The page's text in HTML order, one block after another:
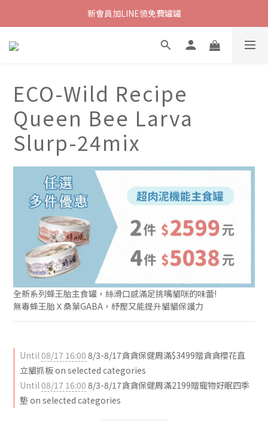
新會員加LINE領免費罐罐
ECO-Wild Recipe
Queen Bee Larva
Slurp-24mix
全新系列蜂王胎主食罐，絲滑口感滿足挑嘴貓咪的味蕾!
無毒蜂王胎Ｘ桑葉GABA，紓壓又能提升貓貓保護力
Until08/17 16:00 8/3-8/17貪貪保健周滿$3499贈貪貪櫻花直
立貓抓板 on selected categories
Until08/17 16:00 8/3-8/17貪貪保健周滿2199贈寵物好眠四季
墊 on selected categories